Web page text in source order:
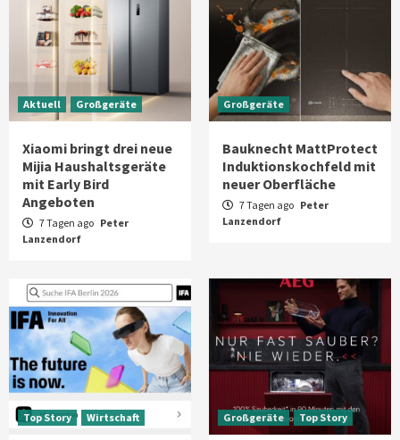
Aktuell Großgeräte
Xiaomi bringt drei neue
Mijia Haushaltsgeräte
mit Early Bird
Angeboten
7 Tagen ago Peter
Lanzendorf
Großgeräte
Bauknecht MattProtect
Induktionskochfeld mit
neuer Oberfläche
7 Tagen ago Peter
Lanzendorf
Top Story Wirtschaft Großgeräte Top Story